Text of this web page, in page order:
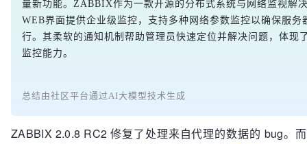
量新功能。ZABBIX作为一款开源的分布式系统与网络监视解
WEB界面提供企业级监控，支持多种网络参数监控以确保服务
行。其柔软的通知机制帮助管理员快速定位并解决问题，体现
监控能力。
总结由社区平台通过AI大模型技术生成
ZABBIX 2.0.8 RC2 修复了处理来自代理的数据的 bug。